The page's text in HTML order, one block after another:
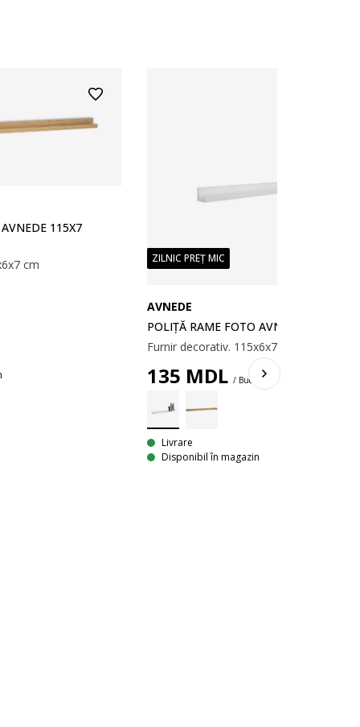
115X7
cm ZILNIC PREȚ MIC
AVNEDE
POLIȚĂ RAME FOTO AVNEDE 115X7
Furnir decorativ. 115x6x7
135 MDL / Buc
Livrare
Disponibil în magazin